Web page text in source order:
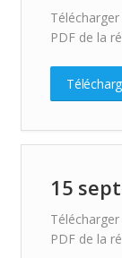
PDF de la
15
PDF de la